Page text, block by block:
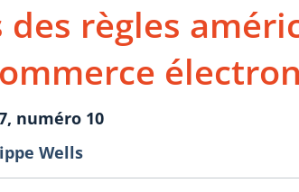
des règles
numéro 10
Wells